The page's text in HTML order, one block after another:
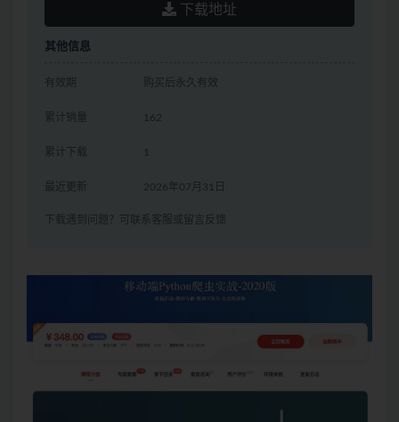
下载地址
其他信息
有效期 购买后永久有效
累计销量 162
累计下载 1
最近更新 2026年07月31日
下载遇到问题？可联系客服或留言反馈